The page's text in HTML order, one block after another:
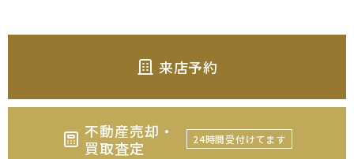
来店予約
不動産売却・
買取査定
24時間受付けてます